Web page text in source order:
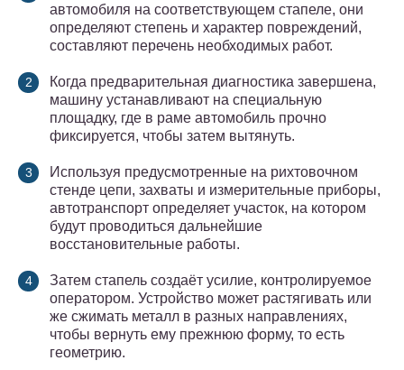
автомобиля на соответствующем стапеле, они
определяют степень и характер повреждений,
составляют перечень необходимых работ.
Когда предварительная диагностика завершена,
машину устанавливают на специальную
площадку, где в раме автомобиль прочно
фиксируется, чтобы затем вытянуть.
Используя предусмотренные на рихтовочном
стенде цепи, захваты и измерительные приборы,
автотранспорт определяет участок, на котором
будут проводиться дальнейшие
восстановительные работы.
Затем стапель создаёт усилие, контролируемое
оператором. Устройство может растягивать или
же сжимать металл в разных направлениях,
чтобы вернуть ему прежнюю форму, то есть
геометрию.